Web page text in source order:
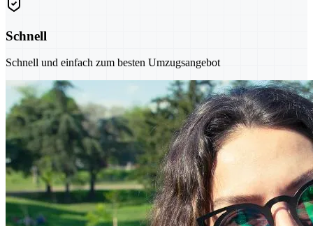
Schnell
Schnell und einfach zum besten Umzugsangebot